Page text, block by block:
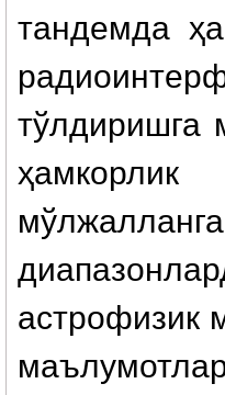
тандемда
тўлдиришга
астрофизик